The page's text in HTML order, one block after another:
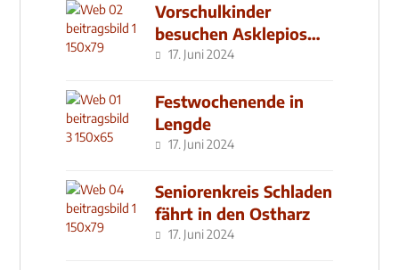
Vorschulkinder
besuchen Asklepios
Klinik
17. Juni 2024
Festwochenende in
Lengde
17. Juni 2024
Seniorenkreis Schladen
fährt in den Ostharz
17. Juni 2024